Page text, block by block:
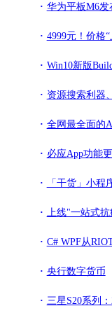
华为平板M6发布
4999元！价格“上
Win10新版Build 19559推送：
资源搜索利器、20多个
全网最全面的
必应App功能更新：
「干货」小程
上线"一站式抗疫服务专场"，
C# WPF从RIOT API获
央行数字货币
三星S20系列：2月12